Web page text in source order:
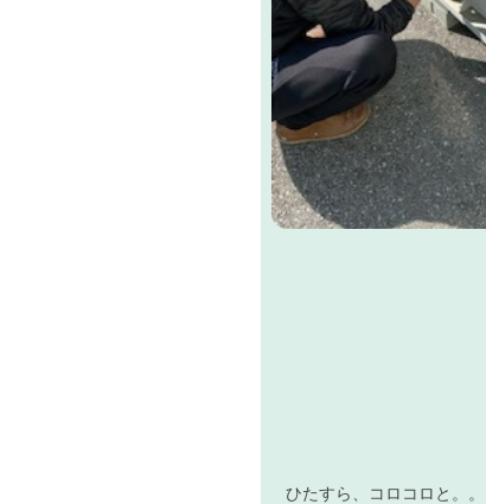
ひたすら、コロコロと。。